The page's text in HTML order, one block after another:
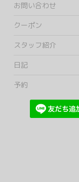
お問い合わせ
クーポン
スタッフ紹介
日記
予約